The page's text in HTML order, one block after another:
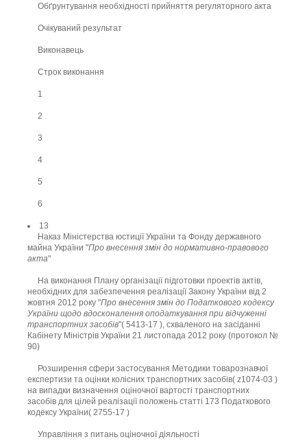
Обґрунтування необхідності прийняття регуляторного акта
Очікуваний результат
Виконавець
Строк виконання
1
2
3
4
5
6
13
Наказ Міністерства юстиції України та Фонду державного
майна України "Про внесення змін до нормативно-правового
акта"
На виконання Плану організації підготовки проектів актів,
необхідних для забезпечення реалізації Закону України від 2
жовтня 2012 року "Про внесення змін до Податкового кодексу
України щодо вдосконалення оподаткування при відчуженні
транспортних засобів"( 5413-17 ), схваленого на засіданні
Кабінету Міністрів України 21 листопада 2012 року (протокол №
90)
Розширення сфери застосування Методики товарознавчої
експертизи та оцінки колісних транспортних засобів( z1074-03 )
на випадки визначення оціночної вартості транспортних
засобів для цілей реалізації положень статті 173 Податкового
кодексу України( 2755-17 )
Управління з питань оціночної діяльності